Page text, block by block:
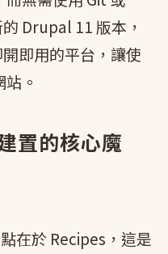
Drupal 11 版本，
即用的平台，讓使
。
置的核心魔
在於 Recipes，這是